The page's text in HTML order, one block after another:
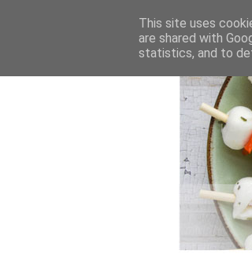
This site uses
are shared with
statistics, and to